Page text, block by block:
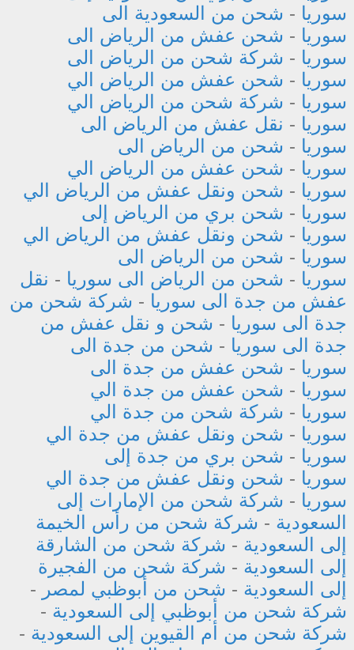
سوريا - شحن من السعودية الى
سوريا - شحن عفش من الرياض الى
سوريا - شركة شحن من الرياض الى
سوريا - شحن عفش من الرياض الي
سوريا - شركة شحن من الرياض الي
سوريا - نقل عفش من الرياض الى
سوريا - شحن من الرياض الى
سوريا - شحن عفش من الرياض الي
سوريا - شحن ونقل عفش من الرياض الي
سوريا - شحن بري من الرياض إلى
سوريا - شحن ونقل عفش من الرياض الي
سوريا - شحن من الرياض الى
سوريا - شحن من الرياض الى سوريا - نقل
عفش من جدة الى سوريا - شركة شحن من
جدة الى سوريا - شحن و نقل عفش من
جدة الى سوريا - شحن من جدة الى
سوريا - شحن عفش من جدة الى
سوريا - شحن عفش من جدة الي
سوريا - شركة شحن من جدة الي
سوريا - شحن ونقل عفش من جدة الي
سوريا - شحن بري من جدة إلى
سوريا - شحن ونقل عفش من جدة الي
سوريا - شركة شحن من الإمارات إلى
السعودية - شركة شحن من رأس الخيمة
إلى السعودية - شركة شحن من الشارقة
إلى السعودية - شركة شحن من الفجيرة
إلى السعودية - شحن من أبوظبي لمصر -
شركة شحن من أبوظبي إلى السعودية -
شركة شحن من أم القيوين إلى السعودية -